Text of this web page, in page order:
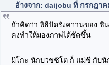
อ้างจาก: daijobu ที่ กรกฎาค
ถ้าคิดว่า พิธีปัดรังควานของ ชิ
คงทำให้มองภาพได้ชัดขึ้น
มิโกะ นักบวชชิโต ก็ แม่ชี กับนั